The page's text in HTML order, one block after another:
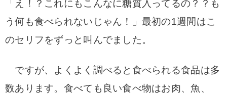
「え！？これにもこんなに糖質入ってるの？？も
う何も食べられないじゃん！」 最初の1週間はこ
のセリフをずっと叫んでました。
ですが、よくよく調べると食べられる食品は多
数あります。 食べても良い食べ物はお肉、魚、